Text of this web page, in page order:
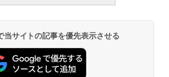
サイトの記事を優先表示させる